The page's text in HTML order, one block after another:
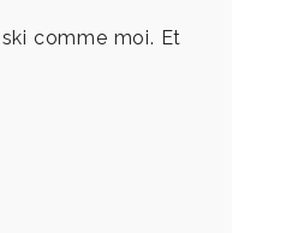
comme moi. Et